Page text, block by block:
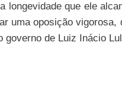
longevidade que ele
uma oposição
de Luiz Inácio